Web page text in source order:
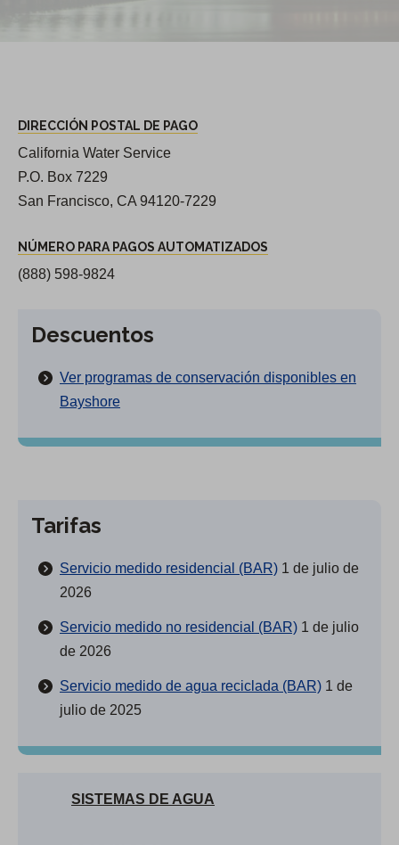
SISTEMAS DE AGUA
DIRECCIÓN POSTAL DE PAGO
California Water Service
P.O. Box 7229
San Francisco, CA 94120-7229
NÚMERO PARA PAGOS AUTOMATIZADOS
(888) 598-9824
Descuentos
Ver programas de conservación disponibles en
Bayshore
Tarifas
Servicio medido residencial (BAR) 1 de julio de
2026
Servicio medido no residencial (BAR) 1 de julio
de 2026
Servicio medido de agua reciclada (BAR) 1 de
julio de 2025